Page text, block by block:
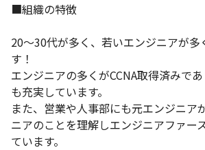
■組織の特徴
20～30代が多く、若いエンジニアが多
す！
エンジニアの多くがCCNA取得済みで
も充実しています。
また、営業や人事部にも元エンジニア
ニアのことを理解しエンジニアファー
ています。